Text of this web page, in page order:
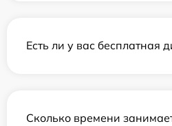
Есть ли у вас бесплатная
Сколько времени